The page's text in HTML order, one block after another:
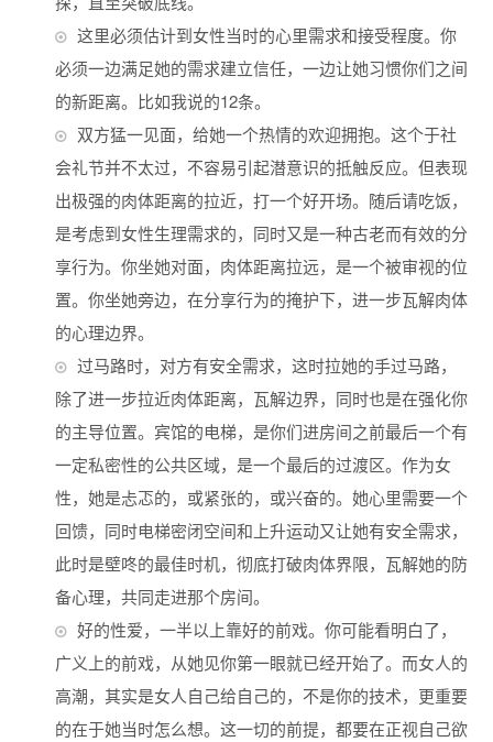
这里必须估计到女性当时的心里需求和接受程度。你
必须一边满足她的需求建立信任，一边让她习惯你们之间
的新距离。比如我说的12条。
双方猛一见面，给她一个热情的欢迎拥抱。这个于社
会礼节并不太过，不容易引起潜意识的抵触反应。但表现
出极强的肉体距离的拉近，打一个好开场。随后请吃饭，
是考虑到女性生理需求的，同时又是一种古老而有效的分
享行为。你坐她对面，肉体距离拉远，是一个被审视的位
置。你坐她旁边，在分享行为的掩护下，进一步瓦解肉体
的心理边界。
过马路时，对方有安全需求，这时拉她的手过马路，
除了进一步拉近肉体距离，瓦解边界，同时也是在强化你
的主导位置。宾馆的电梯，是你们进房间之前最后一个有
一定私密性的公共区域，是一个最后的过渡区。作为女
性，她是忐忑的，或紧张的，或兴奋的。她心里需要一个
回馈，同时电梯密闭空间和上升运动又让她有安全需求，
此时是壁咚的最佳时机，彻底打破肉体界限，瓦解她的防
备心理，共同走进那个房间。
好的性爱，一半以上靠好的前戏。你可能看明白了，
广义上的前戏，从她见你第一眼就已经开始了。而女人的
高潮，其实是女人自己给自己的，不是你的技术，更重要
的在于她当时怎么想。这一切的前提，都要在正视自己欲